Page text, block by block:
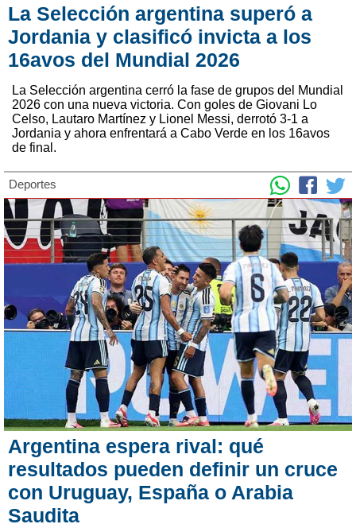
La Selección argentina superó a
Jordania y clasificó invicta a los
16avos del Mundial 2026
La Selección argentina cerró la fase de grupos del Mundial
2026 con una nueva victoria. Con goles de Giovani Lo
Celso, Lautaro Martínez y Lionel Messi, derrotó 3-1 a
Jordania y ahora enfrentará a Cabo Verde en los 16avos
de final.
Deportes
Argentina espera rival: qué
resultados pueden definir un cruce
con Uruguay, España o Arabia
Saudita